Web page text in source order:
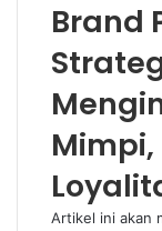
Brand
Artikel ini akan